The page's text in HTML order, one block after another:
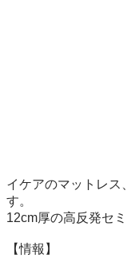
イケアのマットレス
す。
12cm厚の高反発セ
【情報】